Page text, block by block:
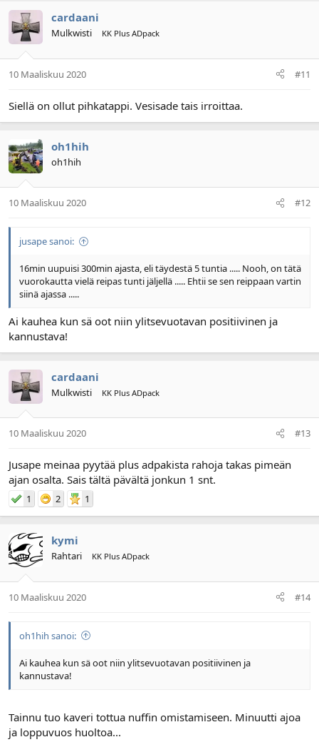
cardaani
Mulkwisti KK Plus ADpack
10 Maaliskuu 2020 #11
Siellä on ollut pihkatappi. Vesisade tais irroittaa.
oh1hih
oh1hih
10 Maaliskuu 2020 #12
jusape sanoi:
16min uupuisi 300min ajasta, eli täydestä 5 tuntia ..... Nooh, on tätä
vuorokautta vielä reipas tunti jäljellä ..... Ehtii se sen reippaan vartin
siinä ajassa .....
Ai kauhea kun sä oot niin ylitsevuotavan positiivinen ja
kannustava!
cardaani
Mulkwisti KK Plus ADpack
10 Maaliskuu 2020 #13
Jusape meinaa pyytää plus adpakista rahoja takas pimeän
ajan osalta. Sais tältä pävältä jonkun 1 snt.
1 2 1
kymi
Rahtari KK Plus ADpack
10 Maaliskuu 2020 #14
oh1hih sanoi:
Ai kauhea kun sä oot niin ylitsevuotavan positiivinen ja
kannustava!
Tainnu tuo kaveri tottua nuffin omistamiseen. Minuutti ajoa
ja loppuvuos huoltoa...